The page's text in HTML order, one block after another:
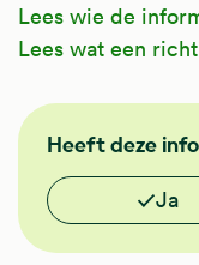
Lees wie de
Lees wat een
FMS
Heeft deze
Vond je dezeJa